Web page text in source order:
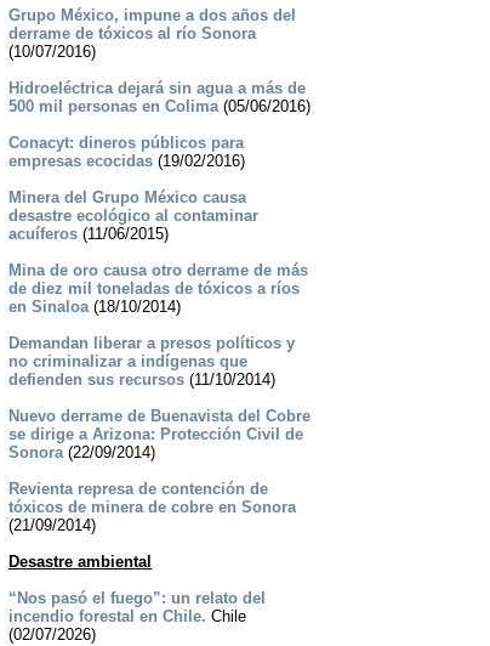
Grupo México, impune a dos años del
derrame de tóxicos al río Sonora
(10/07/2016)
Hidroeléctrica dejará sin agua a más de
500 mil personas en Colima(05/06/2016)
Conacyt: dineros públicos para
empresas ecocidas(19/02/2016)
Minera del Grupo México causa
desastre ecológico al contaminar
acuíferos(11/06/2015)
Mina de oro causa otro derrame de más
de diez mil toneladas de tóxicos a ríos
en Sinaloa(18/10/2014)
Demandan liberar a presos políticos y
no criminalizar a indígenas que
defienden sus recursos(11/10/2014)
Nuevo derrame de Buenavista del Cobre
se dirige a Arizona: Protección Civil de
Sonora(22/09/2014)
Revienta represa de contención de
tóxicos de minera de cobre en Sonora
(21/09/2014)
Desastre ambiental
“Nos pasó el fuego”: un relato del
incendio forestal en Chile. Chile
(02/07/2026)